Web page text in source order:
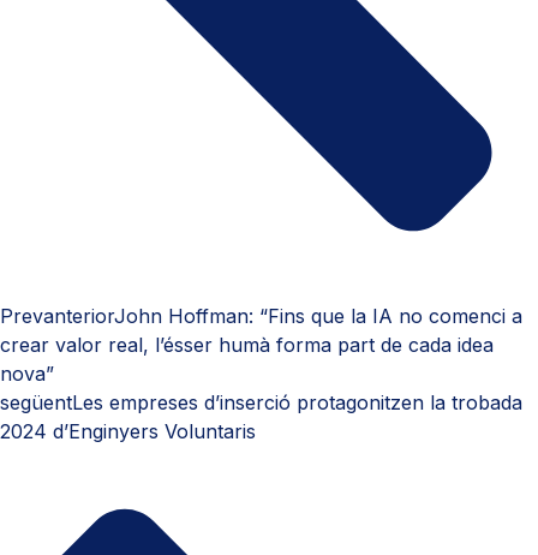
PrevanteriorJohn Hoffman: “Fins que la IA no comenci a
crear valor real, l’ésser humà forma part de cada idea
nova”
següentLes empreses d’inserció protagonitzen la trobada
2024 d’Enginyers Voluntaris